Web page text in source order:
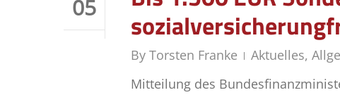
05
By Torsten Franke Aktuelles,
Mitteilung des